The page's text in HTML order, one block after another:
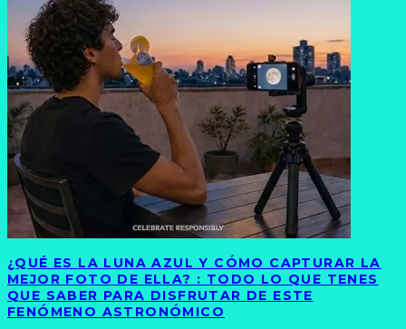
¿QUÉ ES LA LUNA AZUL Y CÓMO CAPTURAR LA
MEJOR FOTO DE ELLA? : TODO LO QUE TENES
QUE SABER PARA DISFRUTAR DE ESTE
FENÓMENO ASTRONÓMICO